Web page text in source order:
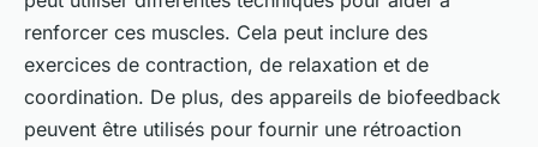
renforcer ces muscles. Cela peut inclure des
exercices de contraction, de relaxation et de
coordination. De plus, des appareils de biofeedback
peuvent être utilisés pour fournir une rétroaction